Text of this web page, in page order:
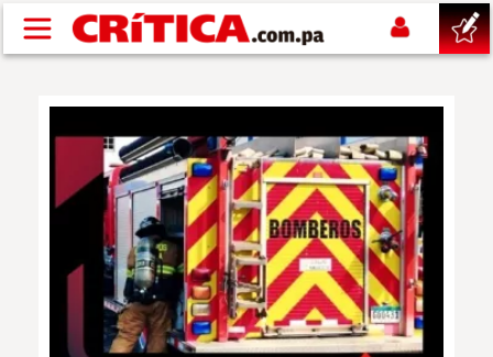
Pasar al contenido principal